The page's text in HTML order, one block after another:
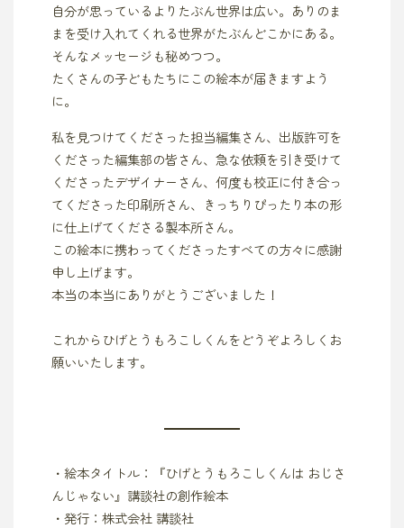
自分が思っているよりたぶん世界は広い。ありのま
まを受け入れてくれる世界がたぶんどこかにある。
そんなメッセージも秘めつつ。
たくさんの子どもたちにこの絵本が届きますよう
に。
私を見つけてくださった担当編集さん、出版許可を
くださった編集部の皆さん、急な依頼を引き受けて
くださったデザイナーさん、何度も校正に付き合っ
てくださった印刷所さん、きっちりぴったり本の形
に仕上げてくださる製本所さん。
この絵本に携わってくださったすべての方々に感謝
申し上げます。
本当の本当にありがとうございました！
これからひげとうもろこしくんをどうぞよろしくお
願いいたします。
・絵本タイトル：『ひげとうもろこしくんは おじさ
んじゃない』講談社の創作絵本
・発行：株式会社 講談社